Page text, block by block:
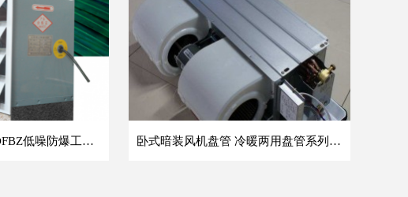
方形壁式轴流风机 DFBZ低噪防爆工业XBDZ静音220V/380V壁式边墙风机 卧式暗装风机盘管 冷暖两用盘管系列 明装风盘空调器